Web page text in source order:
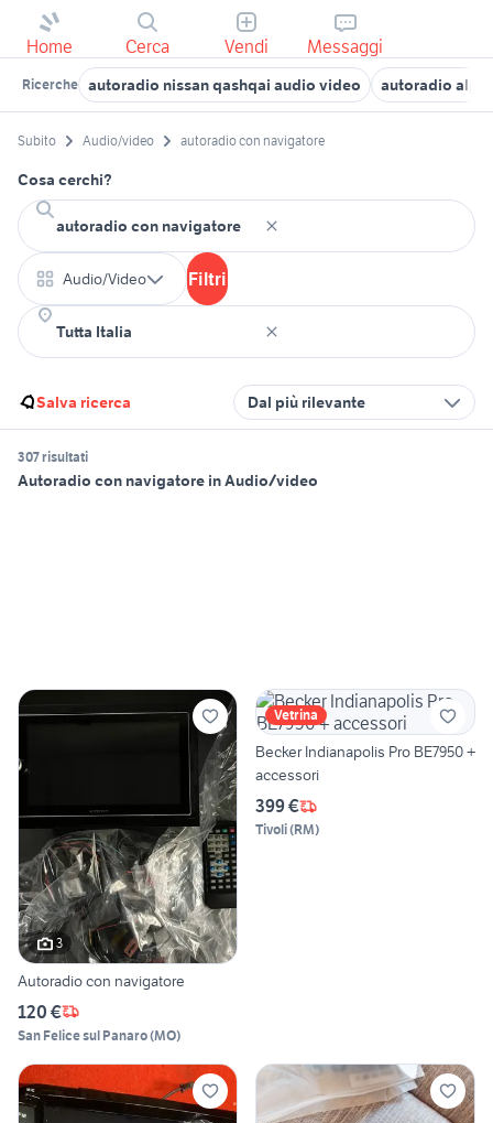
Home Cerca Vendi Messaggi
Ricerche autoradio nissan qashqai audio video autoradio
Subito Audio/video autoradio con navigatore
Cosa cerchi?
Audio/Video Filtri
Salva ricerca Dal più rilevante
307 risultati
Autoradio con navigatore in Audio/video
3
Autoradio con navigatore
120 €
San Felice sul Panaro(MO)
Vetrina
Becker Indianapolis Pro BE7950 +
accessori
399 €
Tivoli(RM)